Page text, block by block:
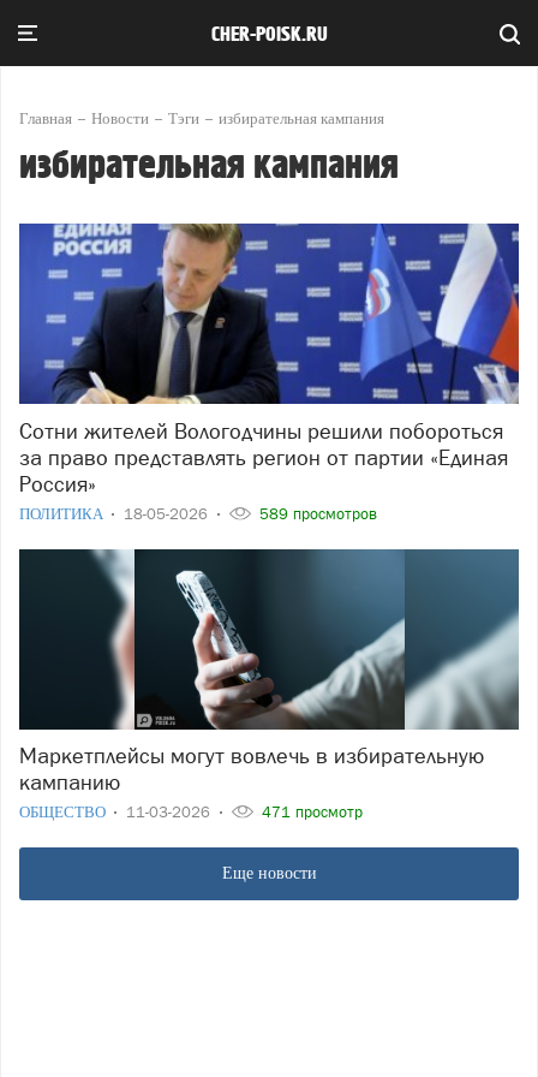
CHER-POISK.RU
Главная Новости Тэги избирательная кампания
избирательная кампания
Сотни жителей Вологодчины решили побороться
за право представлять регион от партии «Единая
Россия»
ПОЛИТИКА 18-05-2026 589 просмотров
Маркетплейсы могут вовлечь в избирательную
кампанию
ОБЩЕСТВО 11-03-2026 471 просмотр
Еще новости